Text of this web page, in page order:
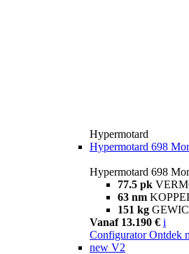
Hypermotard
Hypermotard 698
Hypermotard 698
77.5 pk
63 nm
151 kg
Vanaf 13.190 € i
Configurator Ontdek
new V2